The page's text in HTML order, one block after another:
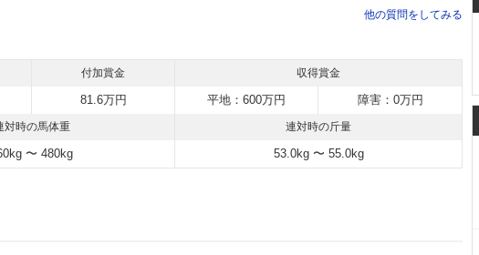
他の質問をしてみる
付加賞金 収得賞金
81.6万円 平地：600万円 障害：0万円
対時の馬体重 連対時の斤量
〜 480kg 53.0kg 〜 55.0kg